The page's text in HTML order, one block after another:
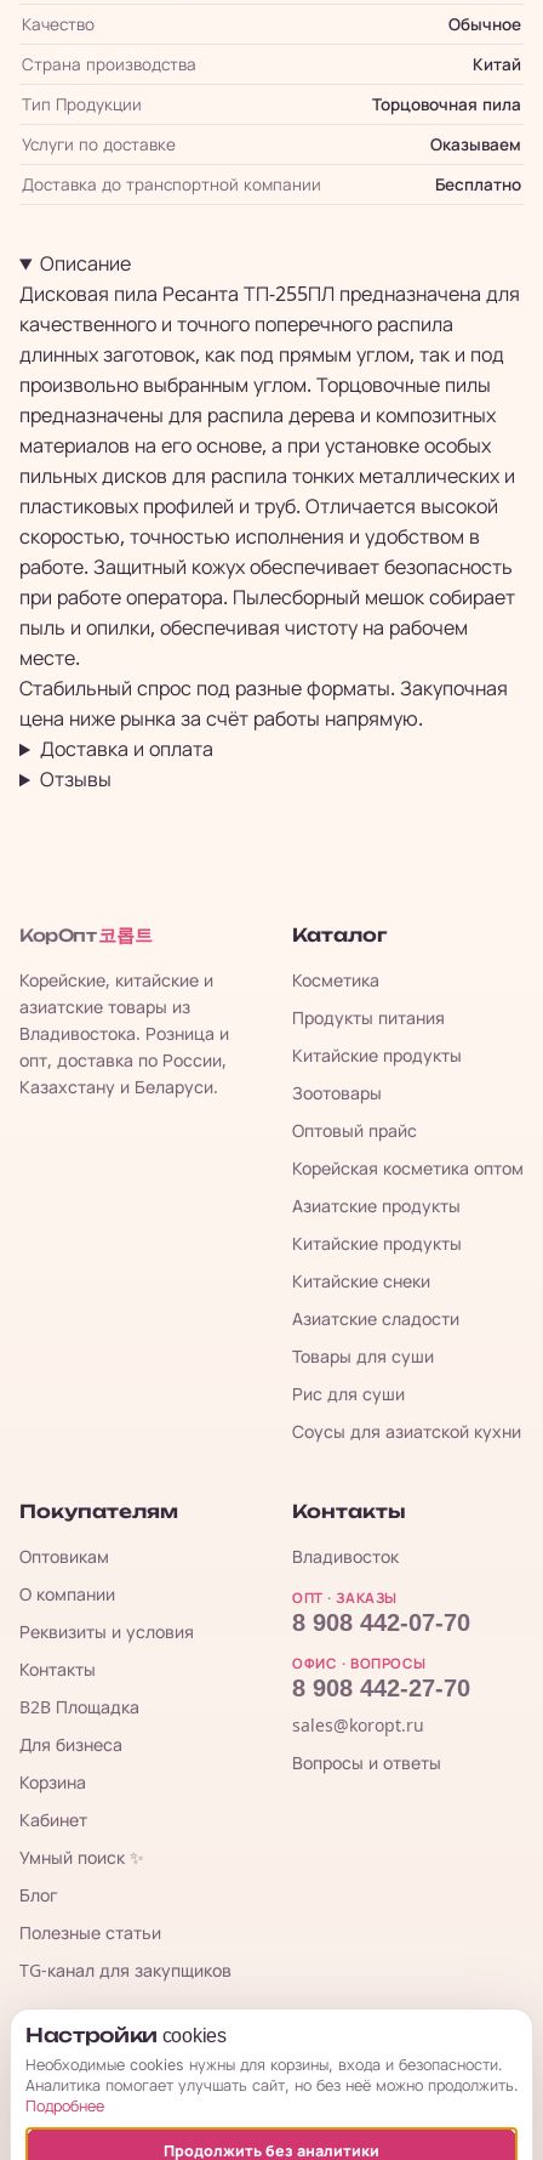
Качество
Обычное
Страна производства
Китай
Тип Продукции
Торцовочная пила
Услуги по доставке
Оказываем
Доставка до транспортной компании
Бесплатно
Описание
Дисковая пила Ресанта ТП-255ПЛ предназначена для
качественного и точного поперечного распила
длинных заготовок, как под прямым углом, так и под
произвольно выбранным углом. Торцовочные пилы
предназначены для распила дерева и композитных
материалов на его основе, а при установке особых
пильных дисков для распила тонких металлических и
пластиковых профилей и труб. Отличается высокой
скоростью, точностью исполнения и удобством в
работе. Защитный кожух обеспечивает безопасность
при работе оператора. Пылесборный мешок собирает
пыль и опилки, обеспечивая чистоту на рабочем
месте.
Стабильный спрос под разные форматы. Закупочная
цена ниже рынка за счёт работы напрямую.
Доставка и оплата
Отзывы
КорОпт 코롭트
Корейские, китайские и
азиатские товары из
Владивостока. Розница и
опт, доставка по России,
Казахстану и Беларуси.
Каталог
Косметика
Продукты питания
Китайские продукты
Зоотовары
Оптовый прайс
Корейская косметика оптом
Азиатские продукты
Китайские продукты
Китайские снеки
Азиатские сладости
Товары для суши
Рис для суши
Соусы для азиатской кухни
Покупателям
Оптовикам
О компании
Реквизиты и условия
Контакты
B2B Площадка
Для бизнеса
Корзина
Кабинет
Умный поиск ✨
Блог
Полезные статьи
TG-канал для закупщиков
Контакты
Владивосток
ОПТ · ЗАКАЗЫ
8 908 442-07-70
ОФИС · ВОПРОСЫ
8 908 442-27-70
sales@koropt.ru
Вопросы и ответы
КорОпт
Настройки cookies
Необходимые cookies нужны для корзины, входа и безопасности.
Аналитика помогает улучшать сайт, но без неё можно продолжить.
Подробнее
Продолжить без аналитики